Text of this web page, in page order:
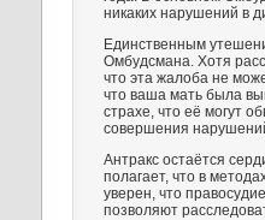
никаких нарушений в
Единственным
Омбудсмана. Хотя
что эта жалоба не
что ваша мать была
страхе, что её могут
совершения
Антракс остаётся
полагает, что в
уверен, что
позволяют